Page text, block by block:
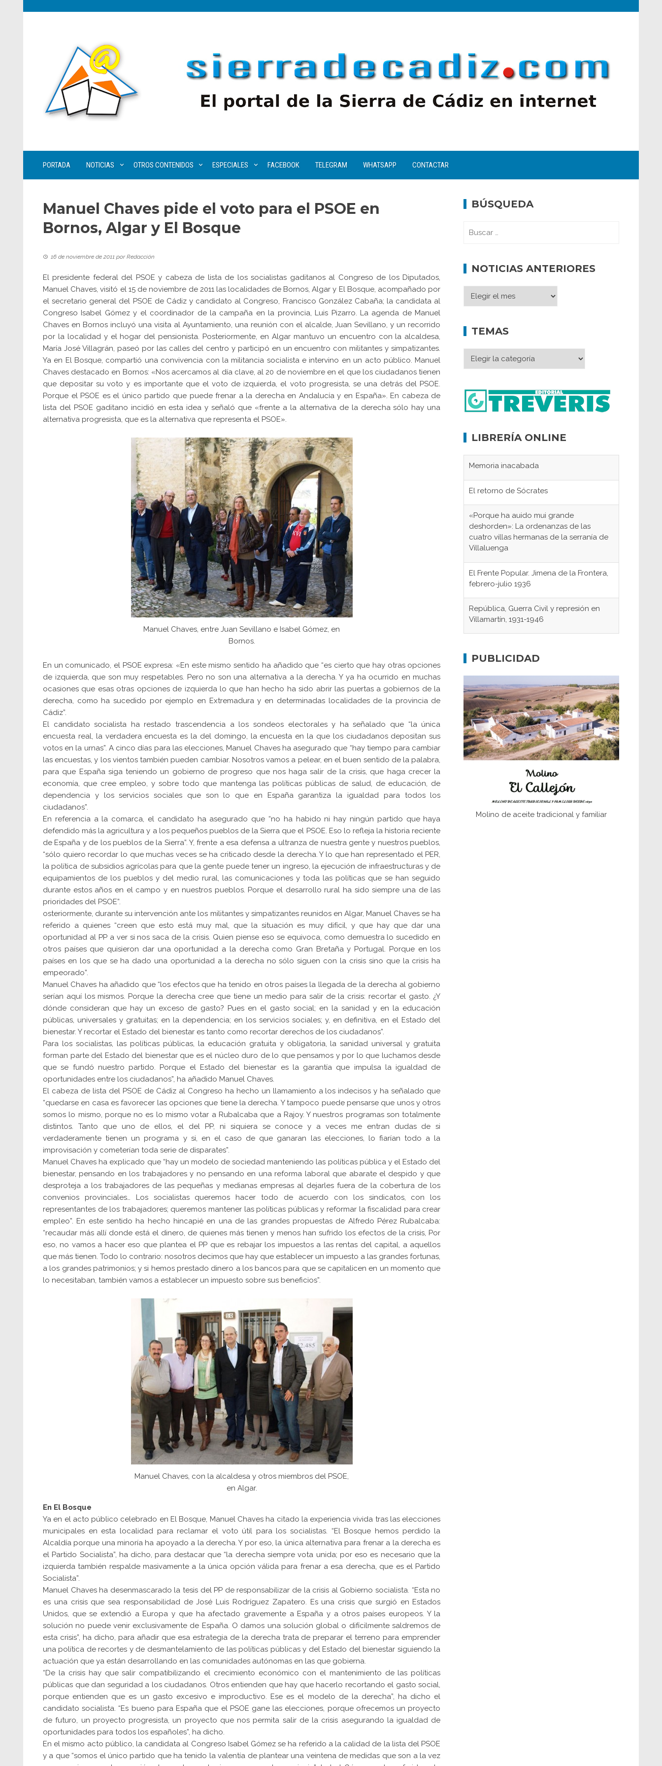
PORTADA NOTICIAS OTROS CONTENIDOS ESPECIALES FACEBOOK TELEGRAM WHATSAPP CONTACTAR
Manuel Chaves pide el voto para el PSOE en
Bornos, Algar y El Bosque
16 de noviembre de 2011 porRedacción
El presidente federal del PSOE y cabeza de lista de los socialistas gaditanos al Congreso de los Diputados,
Manuel Chaves, visitó el 15 de noviembre de 2011 las localidades de Bornos, Algar y El Bosque, acompañado por
el secretario general del PSOE de Cádiz y candidato al Congreso, Francisco González Cabaña; la candidata al
Congreso Isabel Gómez y el coordinador de la campaña en la provincia, Luis Pizarro. La agenda de Manuel
Chaves en Bornos incluyó una visita al Ayuntamiento, una reunión con el alcalde, Juan Sevillano, y un recorrido
por la localidad y el hogar del pensionista. Posteriormente, en Algar mantuvo un encuentro con la alcaldesa,
María José Villagrán, paseó por las calles del centro y participó en un encuentro con militantes y simpatizantes.
Ya en El Bosque, compartió una convivencia con la militancia socialista e intervino en un acto público. Manuel
Chaves destacado en Bornos: «Nos acercamos al día clave, al 20 de noviembre en el que los ciudadanos tienen
que depositar su voto y es importante que el voto de izquierda, el voto progresista, se una detrás del PSOE.
Porque el PSOE es el único partido que puede frenar a la derecha en Andalucía y en España». En cabeza de
lista del PSOE gaditano incidió en esta idea y señaló que «frente a la alternativa de la derecha sólo hay una
alternativa progresista, que es la alternativa que representa el PSOE».
Manuel Chaves, entre Juan Sevillano e Isabel Gómez, en
Bornos.
En un comunicado, el PSOE expresa: «En este mismo sentido ha añadido que “es cierto que hay otras opciones
de izquierda, que son muy respetables. Pero no son una alternativa a la derecha. Y ya ha ocurrido en muchas
ocasiones que esas otras opciones de izquierda lo que han hecho ha sido abrir las puertas a gobiernos de la
derecha, como ha sucedido por ejemplo en Extremadura y en determinadas localidades de la provincia de
Cádiz”.
El candidato socialista ha restado trascendencia a los sondeos electorales y ha señalado que “la única
encuesta real, la verdadera encuesta es la del domingo, la encuesta en la que los ciudadanos depositan sus
votos en la urnas”. A cinco días para las elecciones, Manuel Chaves ha asegurado que “hay tiempo para cambiar
las encuestas, y los vientos también pueden cambiar. Nosotros vamos a pelear, en el buen sentido de la palabra,
para que España siga teniendo un gobierno de progreso que nos haga salir de la crisis, que haga crecer la
economía, que cree empleo, y sobre todo que mantenga las políticas públicas de salud, de educación, de
dependencia y los servicios sociales que son lo que en España garantiza la igualdad para todos los
ciudadanos”.
En referencia a la comarca, el candidato ha asegurado que “no ha habido ni hay ningún partido que haya
defendido más la agricultura y a los pequeños pueblos de la Sierra que el PSOE. Eso lo refleja la historia reciente
de España y de los pueblos de la Sierra”. Y, frente a esa defensa a ultranza de nuestra gente y nuestros pueblos,
“sólo quiero recordar lo que muchas veces se ha criticado desde la derecha. Y lo que han representado el PER,
la política de subsidios agrícolas para que la gente puede tener un ingreso, la ejecución de infraestructuras y de
equipamientos de los pueblos y del medio rural, las comunicaciones y toda las políticas que se han seguido
durante estos años en el campo y en nuestros pueblos. Porque el desarrollo rural ha sido siempre una de las
prioridades del PSOE”.
osteriormente, durante su intervención ante los militantes y simpatizantes reunidos en Algar, Manuel Chaves se ha
referido a quienes “creen que esto está muy mal, que la situación es muy difícil, y que hay que dar una
oportunidad al PP a ver si nos saca de la crisis. Quien piense eso se equivoca, como demuestra lo sucedido en
otros países que quisieron dar una oportunidad a la derecha como Gran Bretaña y Portugal. Porque en los
países en los que se ha dado una oportunidad a la derecha no sólo siguen con la crisis sino que la crisis ha
empeorado”.
Manuel Chaves ha añadido que “los efectos que ha tenido en otros países la llegada de la derecha al gobierno
serían aquí los mismos. Porque la derecha cree que tiene un medio para salir de la crisis: recortar el gasto. ¿Y
dónde consideran que hay un exceso de gasto? Pues en el gasto social; en la sanidad y en la educación
públicas, universales y gratuitas; en la dependencia; en los servicios sociales; y, en definitiva, en el Estado del
bienestar. Y recortar el Estado del bienestar es tanto como recortar derechos de los ciudadanos”.
Para los socialistas, las políticas públicas, la educación gratuita y obligatoria, la sanidad universal y gratuita
forman parte del Estado del bienestar que es el núcleo duro de lo que pensamos y por lo que luchamos desde
que se fundó nuestro partido. Porque el Estado del bienestar es la garantía que impulsa la igualdad de
oportunidades entre los ciudadanos”, ha añadido Manuel Chaves.
El cabeza de lista del PSOE de Cádiz al Congreso ha hecho un llamamiento a los indecisos y ha señalado que
“quedarse en casa es favorecer las opciones que tiene la derecha. Y tampoco puede pensarse que unos y otros
somos lo mismo, porque no es lo mismo votar a Rubalcaba que a Rajoy. Y nuestros programas son totalmente
distintos. Tanto que uno de ellos, el del PP, ni siquiera se conoce y a veces me entran dudas de si
verdaderamente tienen un programa y si, en el caso de que ganaran las elecciones, lo fiarían todo a la
improvisación y cometerían toda serie de disparates”.
Manuel Chaves ha explicado que “hay un modelo de sociedad manteniendo las políticas pública y el Estado del
bienestar, pensando en los trabajadores y no pensando en una reforma laboral que abarate el despido y que
desproteja a los trabajadores de las pequeñas y medianas empresas al dejarles fuera de la cobertura de los
convenios provinciales… Los socialistas queremos hacer todo de acuerdo con los sindicatos, con los
representantes de los trabajadores; queremos mantener las políticas públicas y reformar la fiscalidad para crear
empleo”. En este sentido ha hecho hincapié en una de las grandes propuestas de Alfredo Pérez Rubalcaba:
“recaudar más allí donde está el dinero, de quienes más tienen y menos han sufrido los efectos de la crisis, Por
eso, no vamos a hacer eso que plantea el PP que es rebajar los impuestos a las rentas del capital, a aquellos
que más tienen. Todo lo contrario: nosotros decimos que hay que establecer un impuesto a las grandes fortunas,
a los grandes patrimonios; y si hemos prestado dinero a los bancos para que se capitalicen en un momento que
lo necesitaban, también vamos a establecer un impuesto sobre sus beneficios”.
Manuel Chaves, con la alcaldesa y otros miembros del PSOE,
en Algar.
En El Bosque
Ya en el acto público celebrado en El Bosque, Manuel Chaves ha citado la experiencia vivida tras las elecciones
municipales en esta localidad para reclamar el voto útil para los socialistas. “El Bosque hemos perdido la
Alcaldía porque una minoría ha apoyado a la derecha. Y por eso, la única alternativa para frenar a la derecha es
el Partido Socialista”, ha dicho, para destacar que “la derecha siempre vota unida; por eso es necesario que la
izquierda también respalde masivamente a la única opción válida para frenar a esa derecha, que es el Partido
Socialista”.
Manuel Chaves ha desenmascarado la tesis del PP de responsabilizar de la crisis al Gobierno socialista. “Esta no
es una crisis que sea responsabilidad de José Luis Rodríguez Zapatero. Es una crisis que surgió en Estados
Unidos, que se extendió a Europa y que ha afectado gravemente a España y a otros países europeos. Y la
solución no puede venir exclusivamente de España. O damos una solución global o difícilmente saldremos de
esta crisis”, ha dicho, para añadir que esa estrategia de la derecha trata de preparar el terreno para emprender
una política de recortes y de desmantelamiento de las políticas públicas y del Estado del bienestar siguiendo la
actuación que ya están desarrollando en las comunidades autónomas en las que gobierna.
“De la crisis hay que salir compatibilizando el crecimiento económico con el mantenimiento de las políticas
públicas que dan seguridad a los ciudadanos. Otros entienden que hay que hacerlo recortando el gasto social,
porque entienden que es un gasto excesivo e improductivo. Ese es el modelo de la derecha”, ha dicho el
candidato socialista. “Es bueno para España que el PSOE gane las elecciones, porque ofrecemos un proyecto
de futuro, un proyecto progresista, un proyecto que nos permita salir de la crisis asegurando la igualdad de
oportunidades para todos los españoles”, ha dicho.
En el mismo acto público, la candidata al Congreso Isabel Gómez se ha referido a la calidad de la lista del PSOE
y a que “somos el único partido que ha tenido la valentía de plantear una veintena de medidas que son a la vez
BÚSQUEDA
NOTICIAS ANTERIORES
TEMAS
LIBRERÍA ONLINE
Memoria inacabada
El retorno de Sócrates
«Porque ha auido mui grande
deshorden»: La ordenanzas de las
cuatro villas hermanas de la serranía de
Villaluenga
El Frente Popular. Jimena de la Frontera,
febrero-julio 1936
República, Guerra Civil y represión en
Villamartín, 1931-1946
concentración nazis
fundaciones de Bornos
El Frente Popular. Ubrique, febrero-julio
1936
Juntar las letras. La alfabetización en el
campo: del afán de saber a la
Historia y vivencias del poblado de Los
PUBLICIDAD
Molino de aceite tradicional y familiar